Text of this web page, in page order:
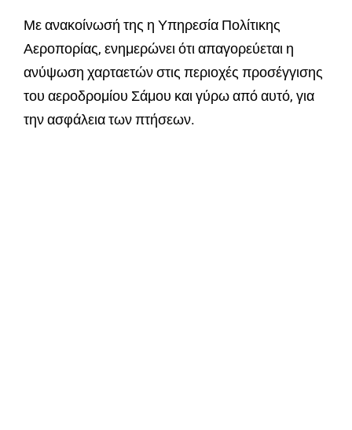
Με ανακοίνωσή της η Υπηρεσία Πολίτικης
Αεροπορίας, ενημερώνει ότι απαγορεύεται η
ανύψωση χαρταετών στις περιοχές προσέγγισης
του αεροδρομίου Σάμου και γύρω από αυτό, για
την ασφάλεια των πτήσεων.